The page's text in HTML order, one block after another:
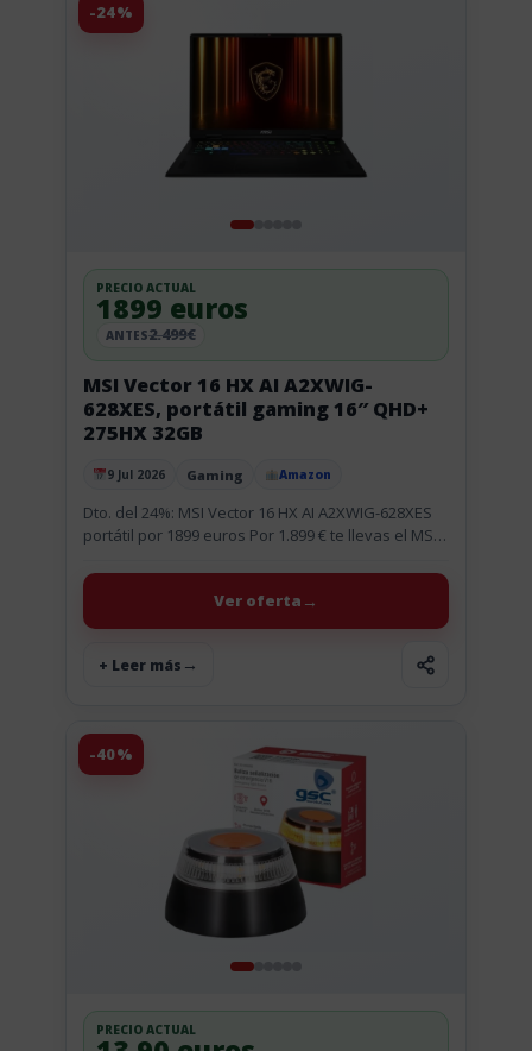
-24%
Publicado el
9 Jul 2026 Gaming Amazon
MSI Vector 16 HX AI A2XWIG-
628XES, portátil gaming 16″ QHD+
275HX 32GB
PRECIO ACTUAL
1899 euros
ANTES2.499€
Dto. del 24%: MSI Vector 16 HX AI A2XWIG-628XES
portátil por 1899 euros Por 1.899 € te llevas el MSI
+ Leer más
Ver oferta
-40%
PRECIO ACTUAL